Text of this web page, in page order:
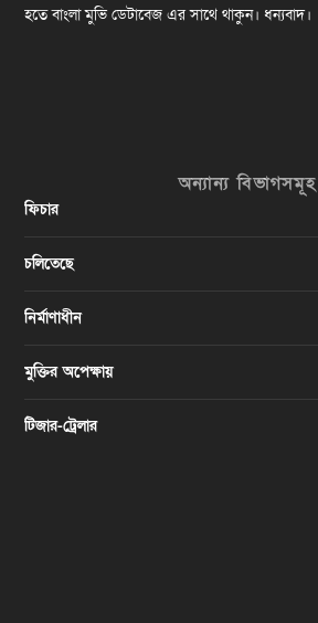
হতে বাংলা মুভি ডেটাবেজ এর সাথে থাকুন। ধন্যবাদ।
অন্যান্য বিভাগসমূহ
ফিচার
চলিতেছে
নির্মাণাধীন
মুক্তির অপেক্ষায়
টিজার-ট্রেলার